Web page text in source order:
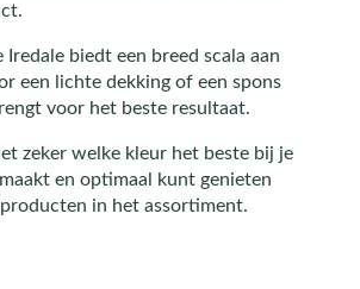
biedt een breed scala aan
een lichte dekking of een spons
voor het beste resultaat.
zeker welke kleur het beste bij je
en optimaal kunt genieten
in het assortiment.